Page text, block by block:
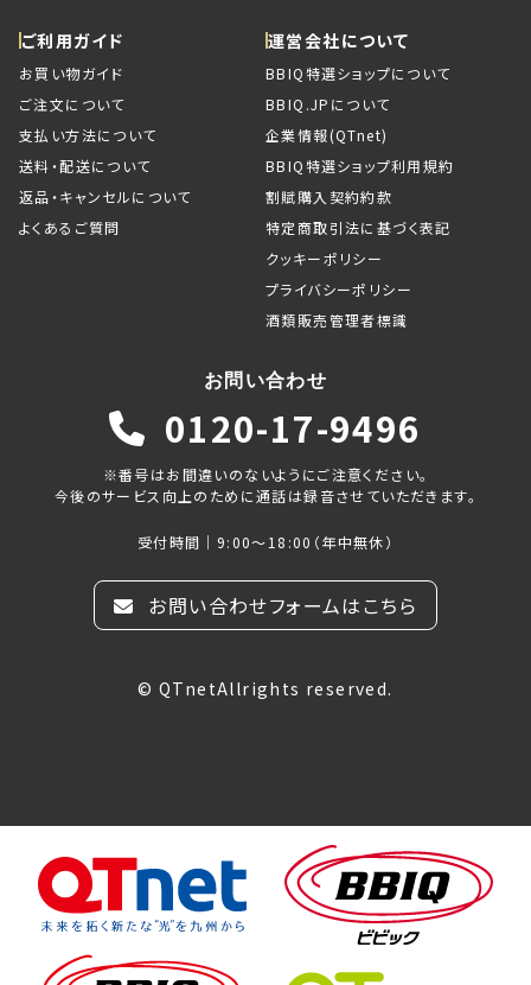
ご利用ガイド
お買い物ガイド
ご注文について
支払い方法について
送料・配送について
返品・キャンセルについて
よくあるご質問
運営会社について
BBIQ特選ショップについて
BBIQ.JPについて
企業情報(QTnet)
BBIQ特選ショップ利用規約
割賦購入契約約款
特定商取引法に基づく表記
クッキーポリシー
プライバシーポリシー
酒類販売管理者標識
お問い合わせ
0120-17-9496
※番号はお間違いのないようにご注意ください。
今後のサービス向上のために通話は録音させていただきます。
受付時間｜9:00～18:00（年中無休）
お問い合わせフォームはこちら
© QTnetAllrights reserved.